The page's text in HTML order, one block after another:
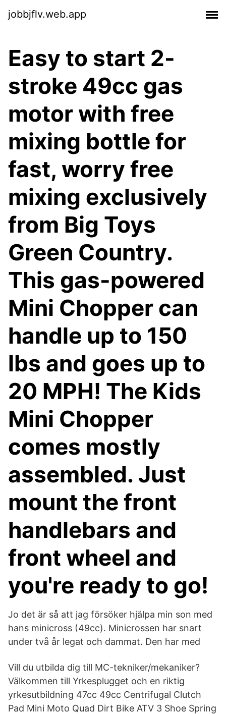
jobbjflv.web.app
Easy to start 2-
stroke 49cc gas
motor with free
mixing bottle for
fast, worry free
mixing exclusively
from Big Toys
Green Country.
This gas-powered
Mini Chopper can
handle up to 150
lbs and goes up to
20 MPH! The Kids
Mini Chopper
comes mostly
assembled. Just
mount the front
handlebars and
front wheel and
you're ready to go!
Jo det är så att jag försöker hjälpa min son med
hans minicross (49cc). Minicrossen har snart
under två år legat och dammat. Den har med
Vill du utbilda dig till MC-tekniker/mekaniker?
Välkommen till Yrkesplugget och en riktig
yrkesutbildning 47cc 49cc Centrifugal Clutch
Pad Mini Moto Quad Dirt Bike ATV 3 Shoe Spring